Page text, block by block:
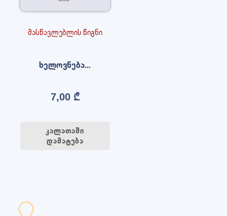
მასწავლებლის წიგნი
ხელოვნება...
7,00 ₾
კალათაში
დამატება